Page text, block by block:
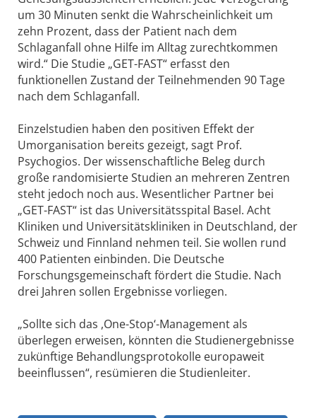
um 30 Minuten senkt die Wahrscheinlichkeit um
zehn Prozent, dass der Patient nach dem
Schlaganfall ohne Hilfe im Alltag zurechtkommen
wird.“ Die Studie „GET-FAST“ erfasst den
funktionellen Zustand der Teilnehmenden 90 Tage
nach dem Schlaganfall.
Einzelstudien haben den positiven Effekt der
Umorganisation bereits gezeigt, sagt Prof.
Psychogios. Der wissenschaftliche Beleg durch
große randomisierte Studien an mehreren Zentren
steht jedoch noch aus. Wesentlicher Partner bei
„GET-FAST“ ist das Universitätsspital Basel. Acht
Kliniken und Universitätskliniken in Deutschland, der
Schweiz und Finnland nehmen teil. Sie wollen rund
400 Patienten einbinden. Die Deutsche
Forschungsgemeinschaft fördert die Studie. Nach
drei Jahren sollen Ergebnisse vorliegen.
„Sollte sich das ,One-Stop‘-Management als
überlegen erweisen, könnten die Studienergebnisse
zukünftige Behandlungsprotokolle europaweit
beeinflussen“, resümieren die Studienleiter.